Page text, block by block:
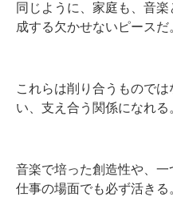
同じように、家庭も、音
成する欠かせないピースだ
これらは削り合うもので
い、支え合う関係になれる
音楽で培った創造性や、一
仕事の場面でも必ず活きる